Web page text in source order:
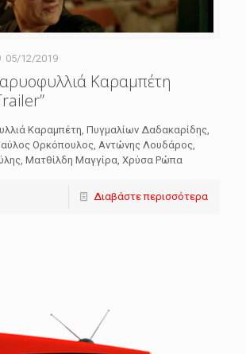
05/12/2019
Καραμπέτη
Καραμπέτη, Πυγμαλίων Δαδακαρίδης,
Ορκόπουλος, Αντώνης Λουδάρος,
Ματθίλδη Μαγγίρα, Χρύσα Ρώπα
Διαβάστε περισσότερα